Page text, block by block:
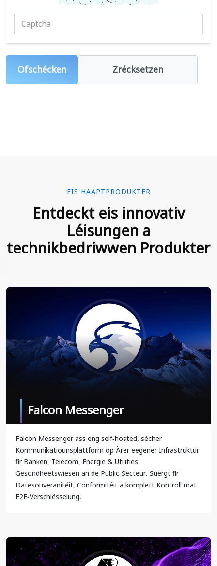
Ofschécken Zrécksetzen
EIS HAAPTPRODUKTER
Entdeckt eis innovativ
Léisungen a
technikbedriwwen Produkter
Falcon Messenger
Falcon Messenger ass eng self-hosted, sécher
Kommunikatiounsplattform op Ärer eegener Infrastruktur
fir Banken, Telecom, Energie & Utilities,
Gesondheetswiesen an de Public-Secteur. Suergt fir
Datesouveränitéit, Conformitéit a komplett Kontroll mat
E2E-Verschlësselung.